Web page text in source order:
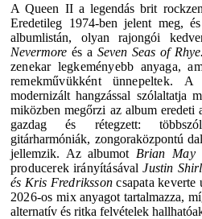
AQueen II a legendás brit
Eredetileg 1974-ben jelent meg,
albumlistán, olyan rajongói
Nevermore és a Seven Seas of Rhye.
zenekar legkeményebb anyaga,
remekművükként ünnepeltek. A
modernizált hangzással szólaltatja
miközben megőrzi az album eredeti
gazdag és rétegzett:
gitárharmóniák, zongoraközpontú
jellemzik. Az albumot Brian May
producerek irányításávalJustin
és Kris Fredrikssoncsapata
2026-os mixanyagot tartalmazza,
alternatív és ritka felvételek